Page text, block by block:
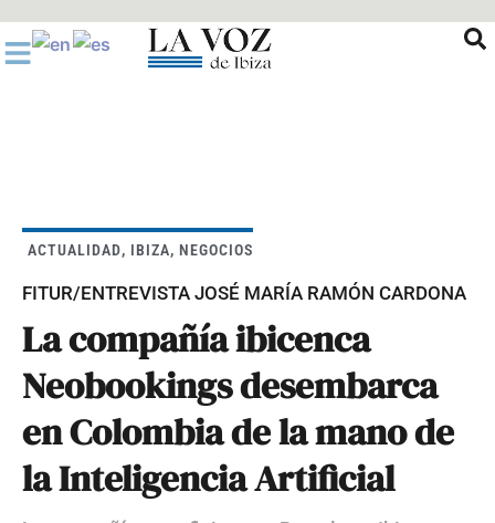
al
contenido
ACTUALIDAD, IBIZA, NEGOCIOS
FITUR/ENTREVISTA JOSÉ MARÍA RAMÓN CARDONA
La compañía ibicenca
Neobookings desembarca
en Colombia de la mano de
la Inteligencia Artificial